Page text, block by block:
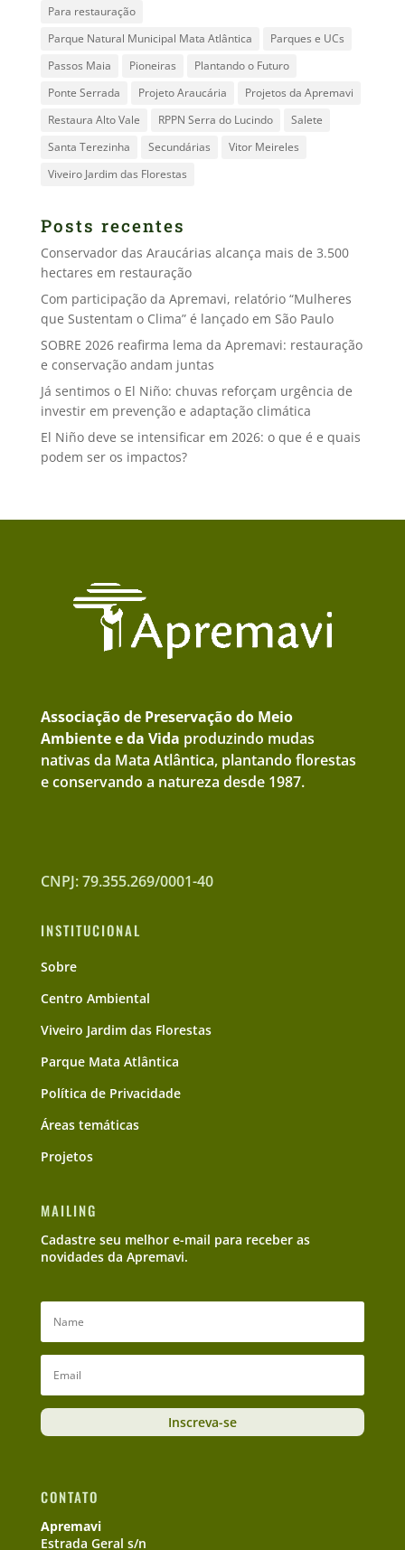
Para restauração
Parque Natural Municipal Mata Atlântica
Parques e UCs
Passos Maia
Pioneiras
Plantando o Futuro
Ponte Serrada
Projeto Araucária
Projetos da Apremavi
Restaura Alto Vale
RPPN Serra do Lucindo
Salete
Santa Terezinha
Secundárias
Vitor Meireles
Viveiro Jardim das Florestas
Posts recentes
Conservador das Araucárias alcança mais de 3.500
hectares em restauração
Com participação da Apremavi, relatório “Mulheres
que Sustentam o Clima” é lançado em São Paulo
SOBRE 2026 reafirma lema da Apremavi: restauração
e conservação andam juntas
Já sentimos o El Niño: chuvas reforçam urgência de
investir em prevenção e adaptação climática
El Niño deve se intensificar em 2026: o que é e quais
podem ser os impactos?
Associação de Preservação do Meio
Ambiente e da Vida produzindo mudas
nativas da Mata Atlântica, plantando florestas
e conservando a natureza desde 1987.
CNPJ: 79.355.269/0001-40
INSTITUCIONAL
Sobre
Centro Ambiental
Viveiro Jardim das Florestas
Parque Mata Atlântica
Política de Privacidade
Áreas temáticas
Projetos
MAILING
Cadastre seu melhor e-mail para receber as
novidades da Apremavi.
Inscreva-se
CONTATO
Apremavi
Estrada Geral s/n